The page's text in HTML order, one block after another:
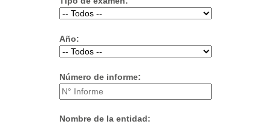
Año:
Número de informe:
Nombre de la entidad: